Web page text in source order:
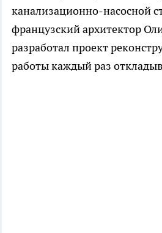
канализационно-насосной
французский архитектор
разработал проект
работы каждый раз